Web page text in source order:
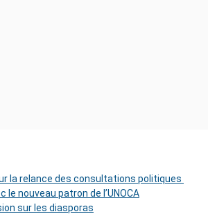
la relance des consultations politiques
nouveau patron de l’UNOCA
sur les diasporas